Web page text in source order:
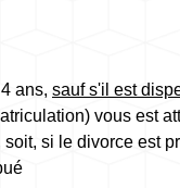
ans, sauf s'il est
vous est
si le divorce est